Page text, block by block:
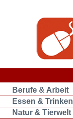
Berufe & Arbeit
Essen & Trinken
Natur & Tierwelt